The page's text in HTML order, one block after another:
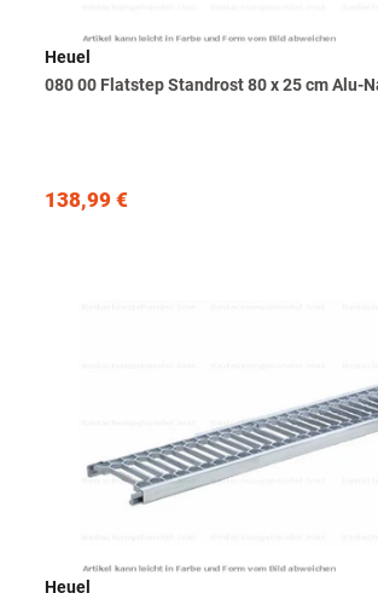
Heuel
080 00 Flatstep Standrost 80 x 25 cm Alu-
138,99 €
Heuel